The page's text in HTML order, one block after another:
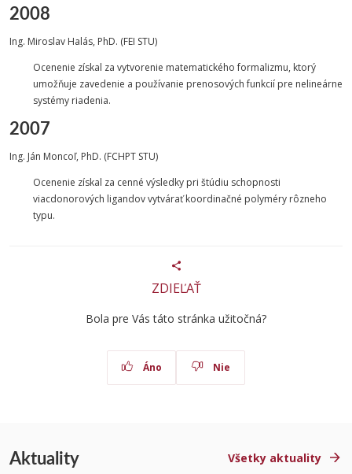
2008
Ing. Miroslav Halás, PhD. (FEI STU)
Ocenenie získal za vytvorenie matematického formalizmu, ktorý
umožňuje zavedenie a používanie prenosových funkcií pre nelineárne
systémy riadenia.
2007
Ing. Ján Moncoľ, PhD. (FCHPT STU)
Ocenenie získal za cenné výsledky pri štúdiu schopnosti
viacdonorových ligandov vytvárať koordinačné polyméry rôzneho
typu.
ZDIEĽAŤ
Bola pre Vás táto stránka užitočná?
Áno Nie
Aktuality Všetky aktuality